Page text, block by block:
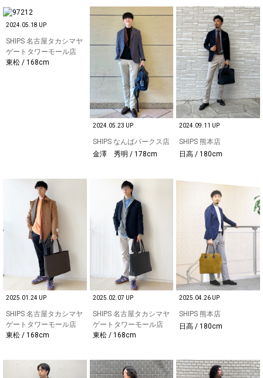
2024.05.18 UP
SHIPS 名古屋タカシマヤ
ゲートタワーモール店
東松 / 168cm
2024.05.23 UP
SHIPS なんばパークス店
金澤 秀明 / 178cm
2024.09.11 UP
SHIPS 熊本店
日高 / 180cm
2025.01.24 UP
SHIPS 名古屋タカシマヤ
ゲートタワーモール店
東松 / 168cm
2025.02.07 UP
SHIPS 名古屋タカシマヤ
ゲートタワーモール店
東松 / 168cm
2025.04.26 UP
SHIPS 熊本店
日高 / 180cm